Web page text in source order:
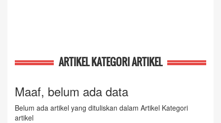
ARTIKEL KATEGORI ARTIKEL
Maaf, belum ada data
Belum ada artikel yang dituliskan dalam Artikel Kategori
artikel